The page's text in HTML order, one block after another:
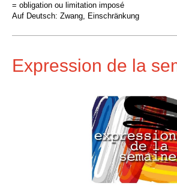
= obligation ou limitation imposé
Auf Deutsch: Zwang, Einschränkung
Expression de la